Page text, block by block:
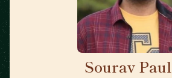
Sourav Paul